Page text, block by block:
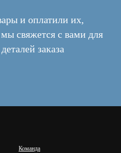
и оплатили их,
свяжется с вами для
заказа
Команда